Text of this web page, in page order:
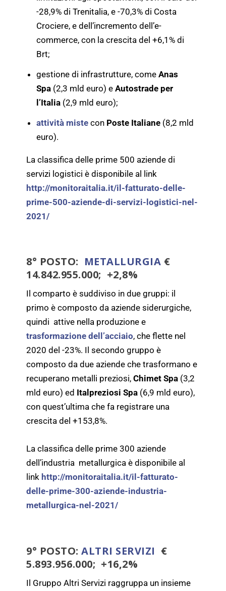
-28,9% di Trenitalia, e -70,3% di Costa
Crociere, e dell’incremento dell’e-
commerce, con la crescita del +6,1% di
Brt;
gestione di infrastrutture, come Anas
Spa(2,3 mld euro) e Autostrade per
l’Italia(2,9 mld euro);
attività mistecon Poste Italiane(8,2 mld
euro).
La classifica delle prime 500 aziende di
servizi logistici è disponibile al link
http://monitoraitalia.it/il-fatturato-delle-
prime-500-aziende-di-servizi-logistici-nel-
2021/
8° POSTO: METALLURGIA €
14.842.955.000; +2,8%
Il comparto è suddiviso in due gruppi: il
primo è composto da aziende siderurgiche,
quindi attive nella produzione e
trasformazione dell’acciaio, che flette nel
2020 del -23%. Il secondo gruppo è
composto da due aziende che trasformano e
recuperano metalli preziosi,Chimet Spa (3,2
mld euro) ed Italpreziosi Spa (6,9 mld euro),
con quest’ultima che fa registrare una
crescita del +153,8%.
La classifica delle prime 300 aziende
dell’industria metallurgica è disponibile al
link http://monitoraitalia.it/il-fatturato-
delle-prime-300-aziende-industria-
metallurgica-nel-2021/
9° POSTO:ALTRI SERVIZI €
5.893.956.000; +16,2%
Il Gruppo Altri Servizi raggruppa un insieme